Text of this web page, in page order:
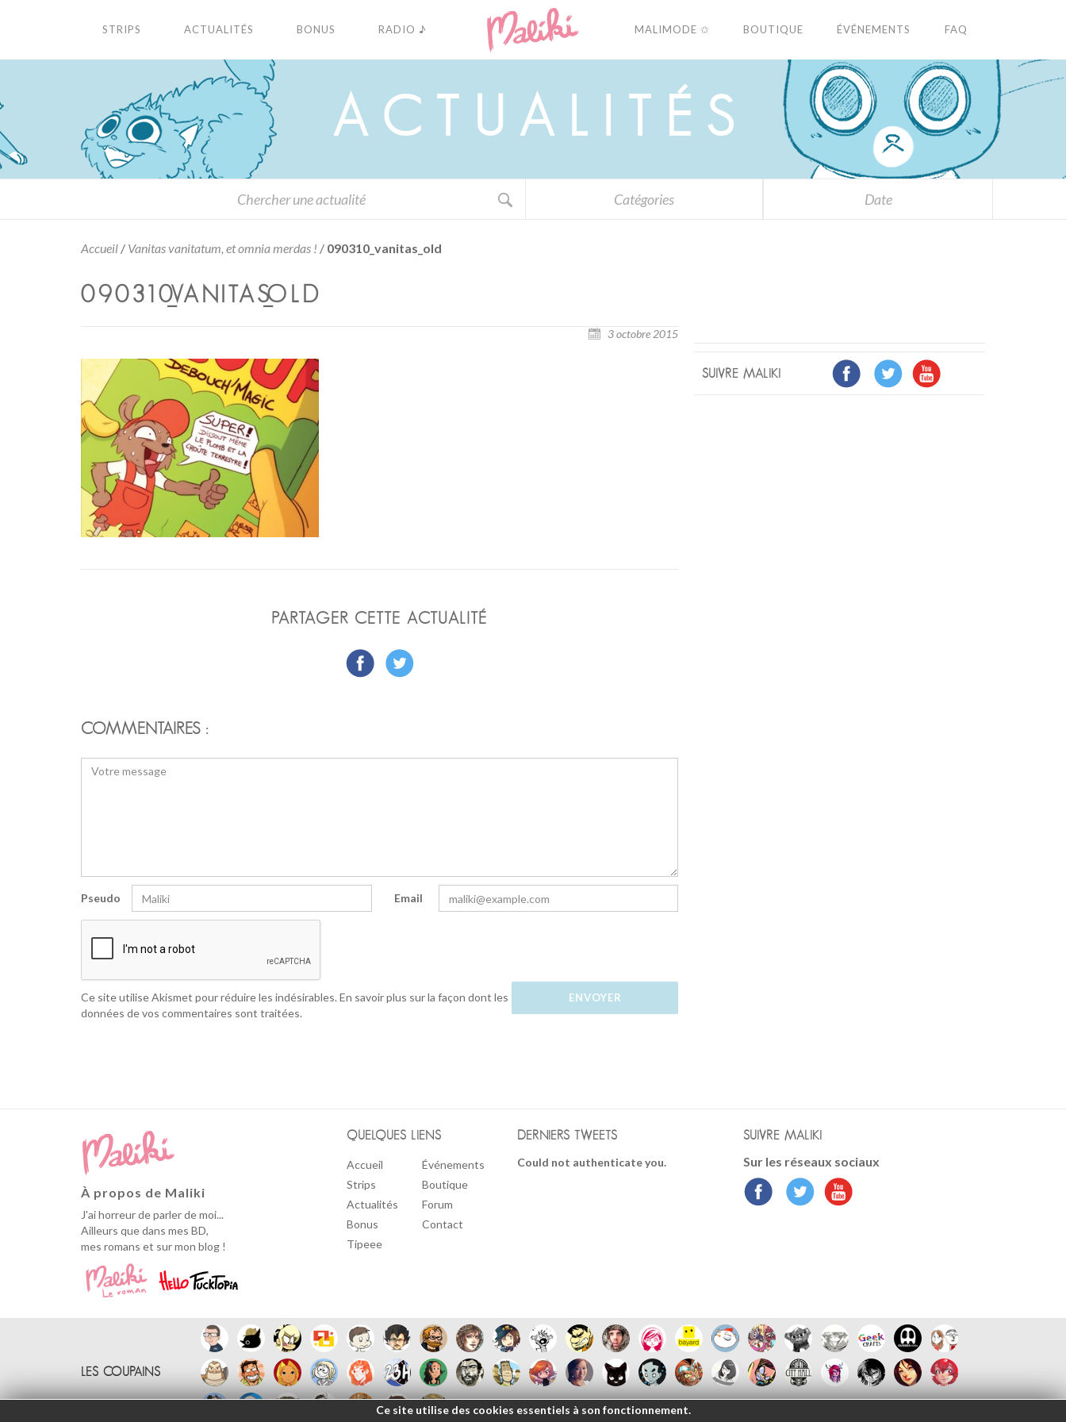
STRIPS ACTUALITÉS BONUS RADIO ♪ MALIMODE ✩ BOUTIQUE ÉVÉNEMENTS FAQ
A C U A L É S
Catégories Date
Accueil / Vanitas vanitatum, et omnia merdas ! / 090310_vanitas_old
090310_VANITAS_OLD
3 octobre 2015
PARTAGER CETTE ACTUALITÉ
COMMENTAIRES :
Pseudo Email
Ce site utilise Akismet pour réduire les indésirables.En savoir plus sur la façon dont les
données de vos commentaires sont traitées.
SUIVRE MALIKI
À propos de Maliki
J'ai horreur de parler de moi...
Ailleurs que dans mes BD,
mes romans et sur mon blog !
QUELQUES LIENS
Accueil
Strips
Actualités
Bonus
Tipeee
Événements
Boutique
Forum
Contact
DERNIERS TWEETS
Could not authenticate you.
SUIVRE MALIKI
Sur les réseaux sociaux
LES COUPAINS
Ce site utilise des cookies essentiels à son fonctionnement.